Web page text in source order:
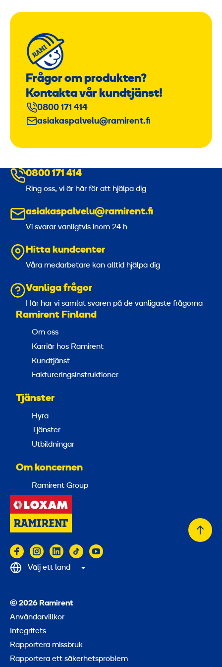
Frågor om produkten?
Kontakta vår kundtjänst!
0800 171 414
asiakaspalvelu@ramirent.fi
0800 171 414
Ring oss, vi är här för att hjälpa dig
asiakaspalvelu@ramirent.fi
Vi svarar vanligtvis inom 24 h
Hitta kundcenter
Våra medarbetare kan alltid hjälpa dig
Vanliga frågor
Här har vi samlat svaren på de vanligaste frågorna
Ramirent Finland
Om oss
Karriär hos Ramirent
Kundtjänst
Faktureringsinstruktioner
Tjänster
Hyra
Tjänster
Utbildningar
Om koncernen
Ramirent Group
© 2026 Ramirent
Användarvillkor
Integritets
Rapportera missbruk
Rapportera ett säkerhetsproblem
Välj ett land